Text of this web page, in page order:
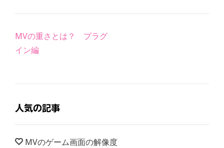
Post
navigation
MVの重さとは？ プラグ
イン編
人気の記事
MVのゲーム画面の解像度